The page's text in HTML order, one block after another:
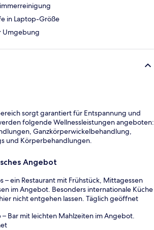
in Laptop-Größe
Umgebung
sorgt garantiert für Entspannung und
folgende Wellnessleistungen angeboten:
Ganzkörperwickelbehandlung,
und Körperbehandlungen.
Angebot
– ein Restaurant mit Frühstück, Mittagessen
im Angebot. Besonders internationale Küche
nicht entgehen lassen. Täglich geöffnet
– Bar mit leichten Mahlzeiten im Angebot.